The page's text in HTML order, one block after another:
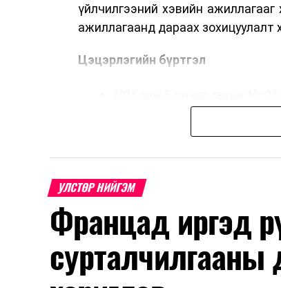
үйлчилгээний хэвийн ажиллагааг
ажиллагаанд дараах зохицуулалт
Цэцэрлэгийн бүртгэл
2026 оны 8 дугаар сарын
Энэ хугацаанд хүүхэд бүртгэх
2026 оны 9 дүгээр сарын 1-
2026 оны 9 дүгээр сарын 14-
УЛСТӨР НИЙГЭМ
Францад иргэд
сурталчилгааны